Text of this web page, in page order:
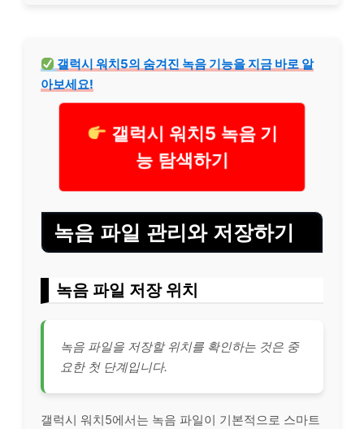
갤럭시 워치5의 숨겨진 녹음 기능을 지금 바로 알
아보세요!
갤럭시 워치5 녹음 기
능 탐색하기
녹음 파일 관리와 저장하기
녹음 파일 저장 위치
녹음 파일을 저장할 위치를 확인하는 것은 중
요한 첫 단계입니다.
갤럭시 워치5에서는 녹음 파일이 기본적으로 스마트